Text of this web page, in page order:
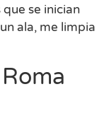
se inician
ala, me limpia